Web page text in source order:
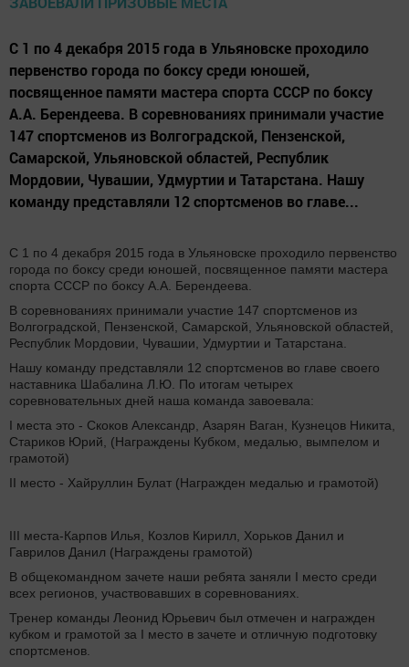
С 1 по 4 декабря 2015 года в Ульяновске проходило
первенство города по боксу среди юношей,
посвященное памяти мастера спорта СССР по боксу
А.А. Берендеева. В соревнованиях принимали участие
147 спортсменов из Волгоградской, Пензенской,
Самарской, Ульяновской областей, Республик
Мордовии, Чувашии, Удмуртии и Татарстана. Нашу
команду представляли 12 спортсменов во главе...
С 1 по 4 декабря 2015 года в Ульяновске проходило первенство
города по боксу среди юношей, посвященное памяти мастера
спорта СССР по боксу А.А. Берендеева.
В соревнованиях принимали участие 147 спортсменов из
Волгоградской, Пензенской, Самарской, Ульяновской областей,
Республик Мордовии, Чувашии, Удмуртии и Татарстана.
Нашу команду представляли 12 спортсменов во главе своего
наставника Шабалина Л.Ю. По итогам четырех
соревновательных дней наша команда завоевала:
I места это - Скоков Александр, Азарян Ваган, Кузнецов Никита,
Стариков Юрий, (Награждены Кубком, медалью, вымпелом и
грамотой)
II место - Хайруллин Булат (Награжден медалью и грамотой)
III места-Карпов Илья, Козлов Кирилл, Хорьков Данил и
Гаврилов Данил (Награждены грамотой)
В общекомандном зачете наши ребята заняли I место среди
всех регионов, участвовавших в соревнованиях.
Тренер команды Леонид Юрьевич был отмечен и награжден
кубком и грамотой за I место в зачете и отличную подготовку
спортсменов.